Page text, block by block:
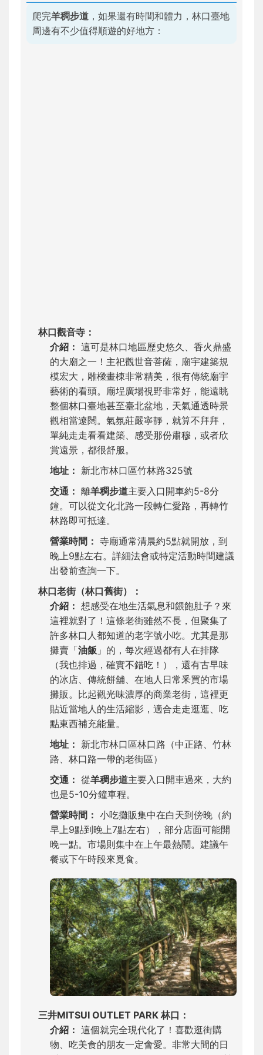
爬完羊稠步道 ，如果還有時間和體力，林口臺地
周邊有不少值得順遊的好地方：
林口觀音寺：
介紹： 這可是林口地區歷史悠久、香火鼎盛
的大廟之一！主祀觀世音菩薩，廟宇建築規
模宏大，雕樑畫棟非常精美，很有傳統廟宇
藝術的看頭。廟埕廣場視野非常好，能遠眺
整個林口臺地甚至臺北盆地，天氣通透時景
觀相當遼闊。氣氛莊嚴寧靜，就算不拜拜，
單純走走看看建築、感受那份肅穆，或者欣
賞遠景，都很舒服。
地址： 新北市林口區竹林路325號
交通： 離羊稠步道主要入口開車約5-8分
鐘。可以從文化北路一段轉仁愛路，再轉竹
林路即可抵達。
營業時間： 寺廟通常清晨約5點就開放，到
晚上9點左右。詳細法會或特定活動時間建議
出發前查詢一下。
林口老街（林口舊街）：
介紹： 想感受在地生活氣息和餵飽肚子？來
這裡就對了！這條老街雖然不長，但聚集了
許多林口人都知道的老字號小吃。尤其是那
攤賣「油飯 」的，每次經過都有人在排隊
（我也排過，確實不錯吃！），還有古早味
的冰店、傳統餅舖、在地人日常釆買的市場
攤販。比起觀光味濃厚的商業老街，這裡更
貼近當地人的生活縮影，適合走走逛逛、吃
點東西補充能量。
地址： 新北市林口區林口路（中正路、竹林
路、林口路一帶的老街區）
交通： 從羊稠步道主要入口開車過來，大約
也是5-10分鐘車程。
營業時間： 小吃攤販集中在白天到傍晚（約
早上9點到晚上7點左右），部分店面可能開
晚一點。市場則集中在上午最熱鬧。建議午
餐或下午時段來覓食。
三井MITSUI OUTLET PARK 林口：
介紹： 這個就完全現代化了！喜歡逛街購
物、吃美食的朋友一定會愛。非常大間的日